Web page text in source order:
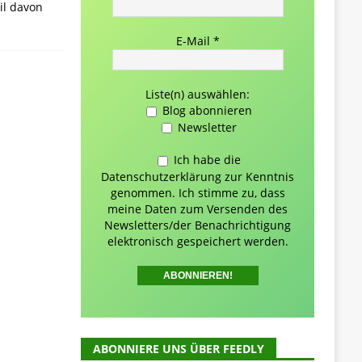
davon
E-Mail *
Liste(n) auswählen:
Blog abonnieren
Newsletter
Ich habe die
Datenschutzerklärung zur Kenntnis
genommen. Ich stimme zu, dass
meine Daten zum Versenden des
Newsletters/der Benachrichtigung
elektronisch gespeichert werden.
ABONNIERE UNS ÜBER FEEDLY